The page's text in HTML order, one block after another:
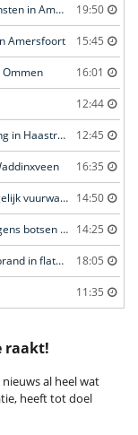
Brand in trein leidt tot grote inzet van hulpdiensten in Amersfoort 19:50
Amersfoort 15:45
16:01
12:44
Flinke bermbrand veroorzaakt rookontwikkeling in Haastrecht 12:45
16:35
Politie valt woning binnen in verband met mogelijk vuurwapen in Eindhoven 14:50
Grote verkeershinder doordat twee vrachtwagens botsen tunnel in Zwijndrecht 14:25
Bewoners uit voorzorg naar buiten bij middelbrand in flatwoning in Leeuwarden 18:05
11:35
raakt!
al heel wat
heeft tot doel